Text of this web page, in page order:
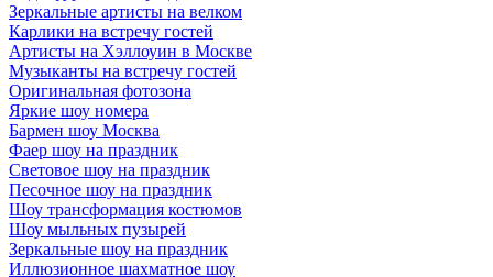
Зеркальные артисты на велком
Карлики на встречу гостей
Артисты на Хэллоуин в Москве
Музыканты на встречу гостей
Оригинальная фотозона
Яркие шоу номера
Бармен шоу Москва
Фаер шоу на праздник
Световое шоу на праздник
Песочное шоу на праздник
Шоу трансформация костюмов
Шоу мыльных пузырей
Зеркальные шоу на праздник
Иллюзионное шахматное шоу